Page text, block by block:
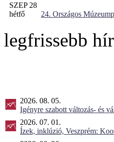
SZEP 28
hétfő
24. Országos
legfrissebb
2026. 08. 05.
Igényre szabott változás- és
2026. 07. 01.
Ízek, inklúzió, Veszprém: